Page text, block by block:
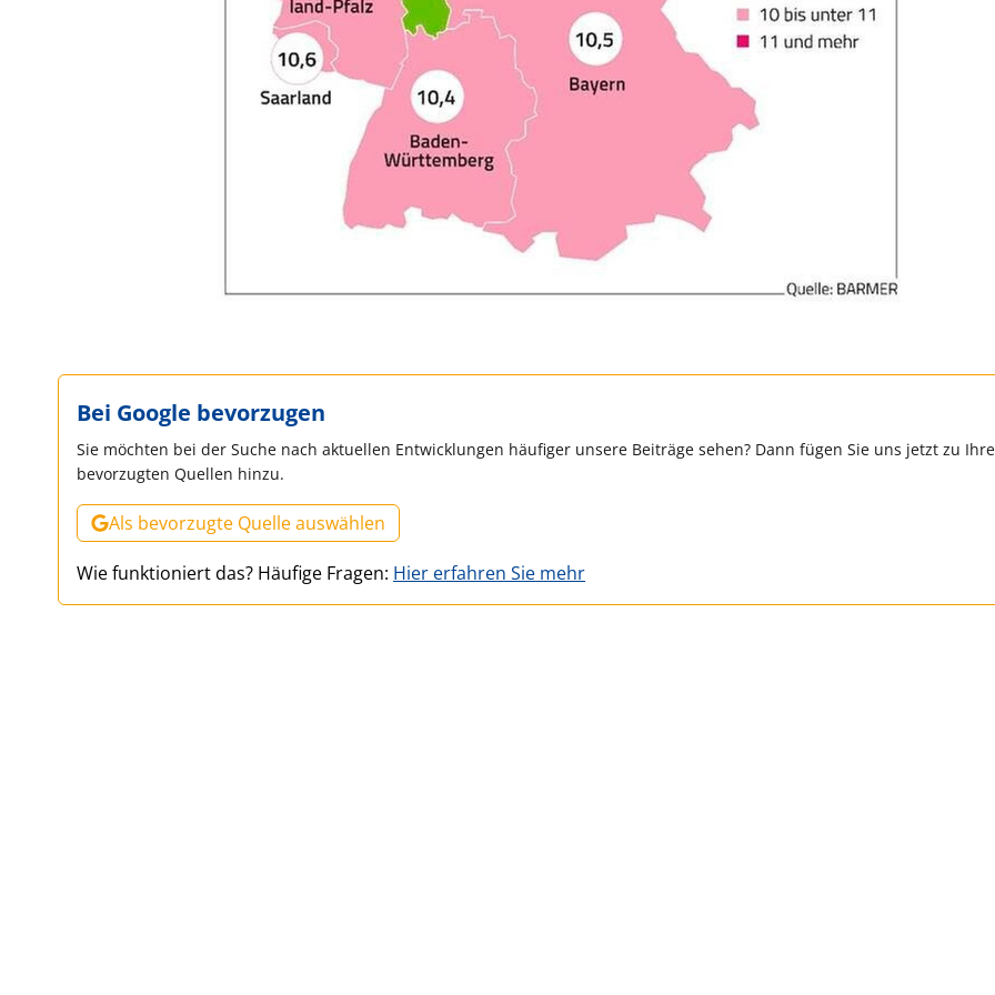
Bei Google bevorzugen
Sie möchten bei der Suche nach aktuellen Entwicklungen häufiger unsere Beiträge sehen? Dann fügen Sie uns jetzt zu
bevorzugten Quellen hinzu.
Als bevorzugte Quelle auswählen
Wie funktioniert das? Häufige Fragen: Hier erfahren Sie mehr